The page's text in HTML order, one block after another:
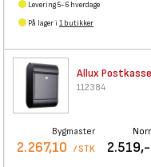
Levering 5-6 hverdage
På lager i 1 butikker
Allux
112384
Bygmaster
2.267,10 / STK 2.519,-